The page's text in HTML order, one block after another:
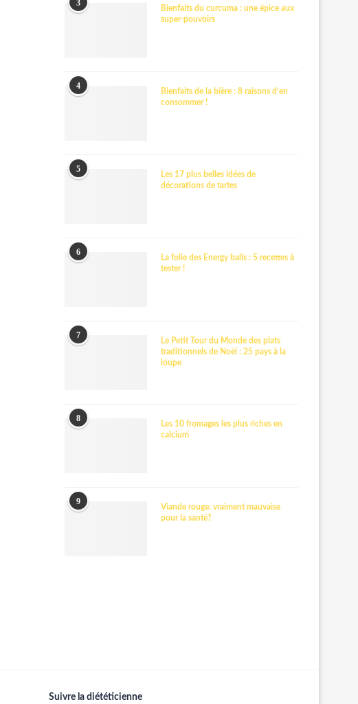
3
Bienfaits du curcuma : une épice aux
super-pouvoirs
4
Bienfaits de la bière : 8 raisons d’en
consommer !
5
Les 17 plus belles idées de
décorations de tartes
6
La folie des Energy balls : 5 recettes à
tester !
7
Le Petit Tour du Monde des plats
traditionnels de Noël : 25 pays à la
loupe
8
Les 10 fromages les plus riches en
calcium
9
Viande rouge: vraiment mauvaise
pour la santé?
Suivre la diététicienne